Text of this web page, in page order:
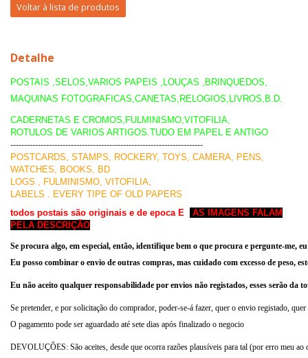
Voltar à lista de produtos
Detalhe
POSTAIS ,SELOS,VARIOS PAPEIS ,LOUÇAS ,BRINQUEDOS,
MAQUINAS FOTOGRAFICAS,CANETAS,RELOGIOS,LIVROS,B.D.
CADERNETAS E CROMOS,FULMINISMO,VITOFILIA,
ROTULOS DE VARIOS ARTIGOS.TUDO EM PAPEL E ANTIGO
----------------------------------------------------------------------
POSTCARDS, STAMPS, ROCKERY, TOYS, CAMERA, PENS,
WATCHES, BOOKS, BD
LOGS , FULMINISMO, VITOFILIA,
LABELS . EVERY TIPE OF OLD PAPERS
todos postais são originais e de epoca E
AS IMAGENS FALAM
PELA DESCRIÇÃO
Se procura algo, em especial, então, identifique bem o que procura e pergunte-me,
Eu posso combinar o envio de outras compras, mas cuidado com excesso de peso,
Eu não aceito qualquer responsabilidade por envios não registados, esses serão da
Se pretender, e por solicitação do comprador, poder-se-á fazer, quer o envio registado,
O pagamento pode ser aguardado até sete dias após finalizado o negocio
DEVOLUÇÕES: São aceites, desde que ocorra razões plausíveis para tal (por erro meu